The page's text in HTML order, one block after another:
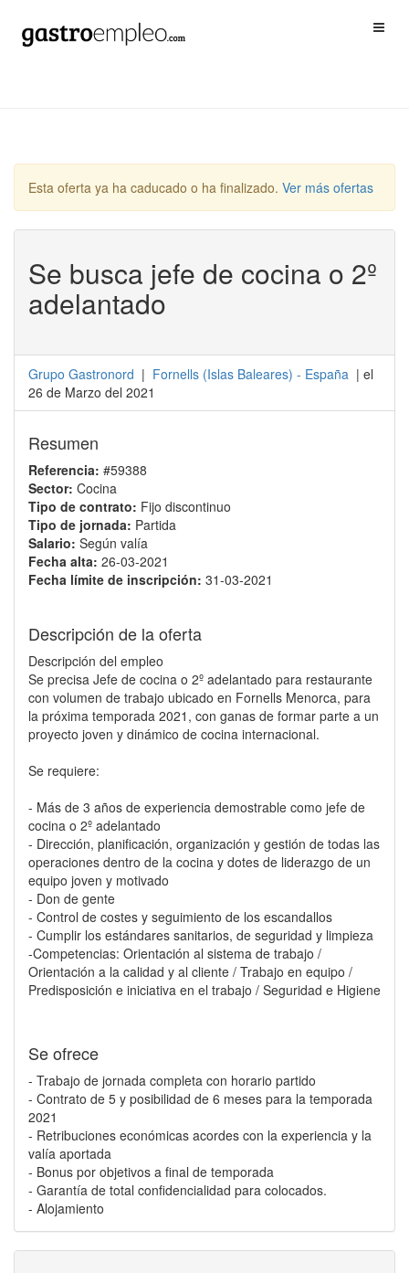
Esta oferta ya ha caducado o ha finalizado. Ver más ofertas
Se busca jefe de cocina o 2º
adelantado
Grupo Gastronord | Fornells (Islas Baleares) - España | el
26 de Marzo del 2021
Resumen
Referencia: #59388
Sector: Cocina
Tipo de contrato: Fijo discontinuo
Tipo de jornada: Partida
Salario: Según valía
Fecha alta: 26-03-2021
Fecha límite de inscripción: 31-03-2021
Descripción de la oferta
Descripción del empleo
Se precisa Jefe de cocina o 2º adelantado para restaurante
con volumen de trabajo ubicado en Fornells Menorca, para
la próxima temporada 2021, con ganas de formar parte a un
proyecto joven y dinámico de cocina internacional.
Se requiere:
- Más de 3 años de experiencia demostrable como jefe de
cocina o 2º adelantado
- Dirección, planificación, organización y gestión de todas las
operaciones dentro de la cocina y dotes de liderazgo de un
equipo joven y motivado
- Don de gente
- Control de costes y seguimiento de los escandallos
- Cumplir los estándares sanitarios, de seguridad y limpieza
-Competencias: Orientación al sistema de trabajo /
Orientación a la calidad y al cliente / Trabajo en equipo /
Predisposición e iniciativa en el trabajo / Seguridad e Higiene
Se ofrece
- Trabajo de jornada completa con horario partido
- Contrato de 5 y posibilidad de 6 meses para la temporada
2021
- Retribuciones económicas acordes con la experiencia y la
valía aportada
- Bonus por objetivos a final de temporada
- Garantía de total confidencialidad para colocados.
- Alojamiento